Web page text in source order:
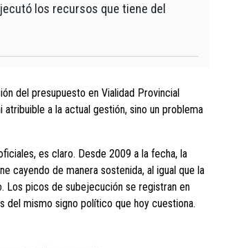
los recursos que tiene del
del presupuesto en Vialidad Provincial
a la actual gestión, sino un problema
es claro. Desde 2009 a la fecha, la
cayendo de manera sostenida, al igual que la
Los picos de subejecución se registran en
del mismo signo político que hoy cuestiona.